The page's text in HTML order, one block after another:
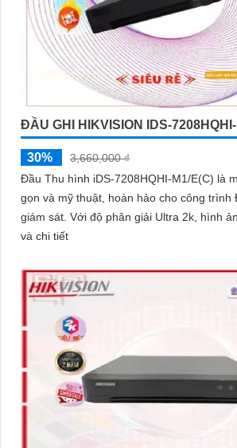
ĐẦU GHI HIKVISION IDS-
30%
3,660,000 ₫
Đầu Thu hình iDS-7208HQHI-M1/E(C) là
gọn và mỹ thuật, hoàn hảo cho công trình
giám sát. Với độ phân giải Ultra 2k, hình ảnh trở nên sắc nét
và chi tiết